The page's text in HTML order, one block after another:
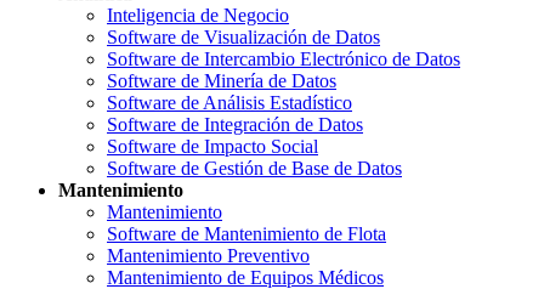
Inteligencia de Negocio
Software de Visualización de Datos
Software de Intercambio Electrónico de Datos
Software de Minería de Datos
Software de Análisis Estadístico
Software de Integración de Datos
Software de Impacto Social
Software de Gestión de Base de Datos
Mantenimiento
Mantenimiento
Software de Mantenimiento de Flota
Mantenimiento Preventivo
Mantenimiento de Equipos Médicos